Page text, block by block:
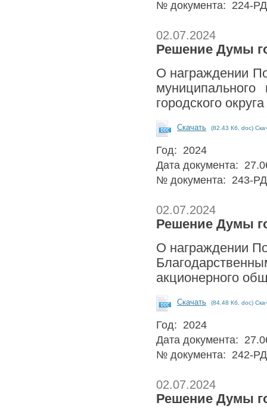
№ документа: 224-РД
02.07.2024
Решение Думы
О награждении
муниципального
городского
Скачать (82.43 Кб, doc)
Год: 2024
Дата документа:
№ документа: 243-РД
02.07.2024
Решение Думы
О награждении
акционерного
Скачать (84.48 Кб, doc)
Год: 2024
Дата документа:
№ документа: 242-РД
02.07.2024
Решение Думы